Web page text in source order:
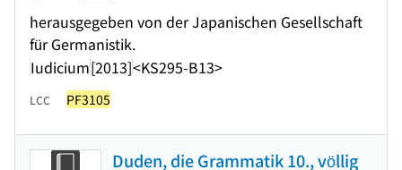
herausgegeben von der Japanischen Gesellschaft
für Germanistik.
Iudicium[2013]<KS295-B13>
LCC PF3105
Duden, die Grammatik 10., völlig